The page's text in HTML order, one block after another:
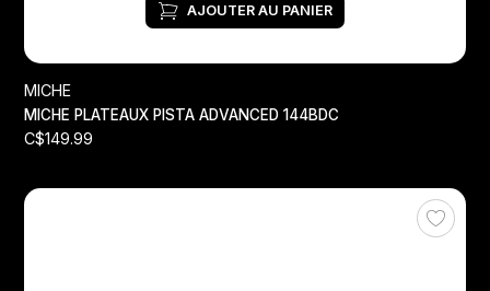
AJOUTER AU PANIER
MICHE
MICHE PLATEAUX PISTA ADVANCED 144BDC
C$149.99